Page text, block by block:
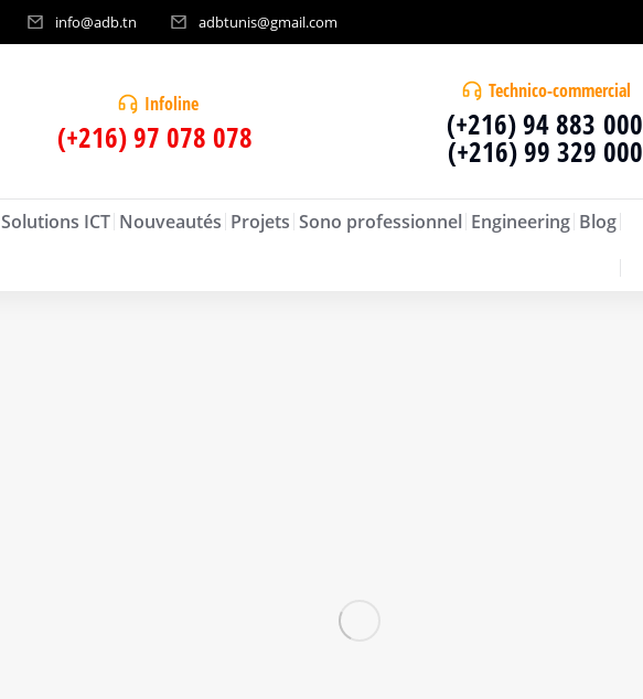
info@adb.tn adbtunis@gmail.com
Infoline
(+216) 97 078 078
Technico-commercial
(+216) 94 883 000
(+216) 99 329 000
Solutions ICT Nouveautés Projets Sono professionnel Engineering Blog